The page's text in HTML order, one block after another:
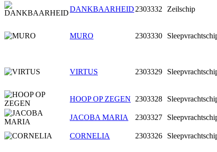
DANKBAARHEID 2303332 Zeilschip
MURO 2303330
VIRTUS 2303329
HOOP OP ZEGEN 2303328
JACOBA MARIA 2303327
CORNELIA 2303326